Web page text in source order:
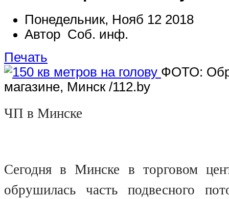
Понедельник, Нояб 12 2018
Автор Соб. инф.
Печать
ФОТО:
магазине, Минск /112.by
ЧП в Минске
Сегодня в Минске в торговом
обрушилась часть подвесного